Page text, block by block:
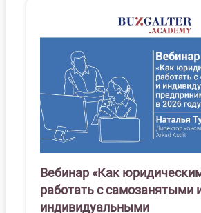
Вебинар «Как
работать с самозанятыми
индивидуальными